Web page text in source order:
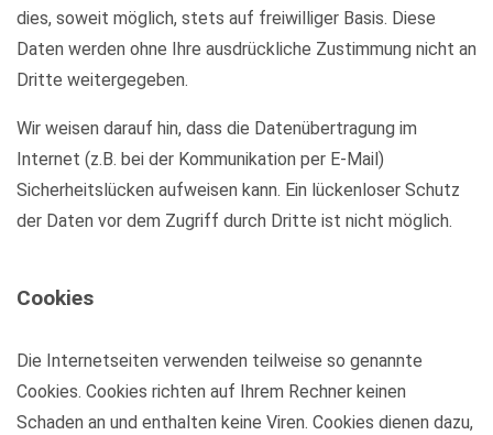
dies, soweit möglich, stets auf freiwilliger Basis. Diese
Daten werden ohne Ihre ausdrückliche Zustimmung nicht an
Dritte weitergegeben.
Wir weisen darauf hin, dass die Datenübertragung im
Internet (z.B. bei der Kommunikation per E-Mail)
Sicherheitslücken aufweisen kann. Ein lückenloser Schutz
der Daten vor dem Zugriff durch Dritte ist nicht möglich.
Cookies
Die Internetseiten verwenden teilweise so genannte
Cookies. Cookies richten auf Ihrem Rechner keinen
Schaden an und enthalten keine Viren. Cookies dienen dazu,